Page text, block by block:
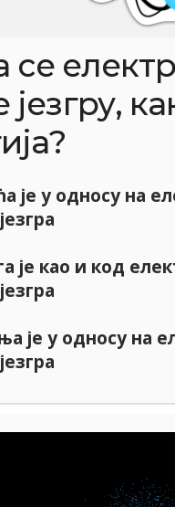
се
је у односу на
је као и код
је у односу на